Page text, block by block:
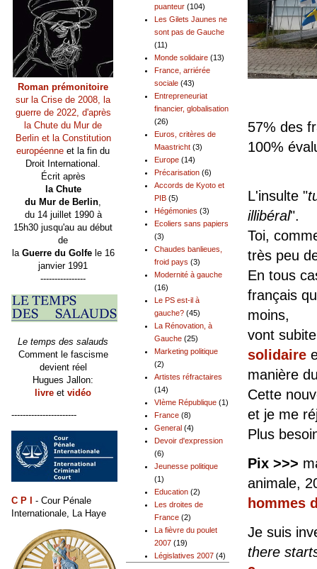
57% des
100%
L'insulte "
illibéral".
Toi,
très peu
En tous
français
moins,
vont
solidaire
manière
Cette
et je me
Plus
Pix >>>
hommes
Je suis
there
puanteur (104)
Les Gilets Jaunes ne
sont pas de Gauche
(11)
Monde solidaire (13)
France, arriérée
sociale (43)
Entrepreneuriat
financier, globalisation
(26)
Euros, critères de
Maastricht (3)
Europe (14)
Précarisation (6)
Accords de Kyoto et
PIB (5)
Hégémonies (3)
Ecoliers sans papiers
(3)
Chaudes banlieues,
froid pays (3)
Modernité à gauche
(16)
Le PS est-il à
gauche? (45)
La Rénovation, à
Gauche (25)
Marketing politique
(2)
Artistes réfractaires
(14)
VIème République (1)
France (8)
General (4)
Devoir d'expression
(6)
Jeunesse politique
(1)
Education (2)
Les droites de
France (2)
La fièvre du poulet
2007 (19)
Législatives 2007 (4)
Roman prémonitoire
sur la Crise de 2008, la
guerre de 2022, d'après
la Chute du Mur de
Berlin et la Constitution
européenne et la fin du
Droit International.
Écrit après
la Chute
du Mur de Berlin,
du 14 juillet 1990 à
15h30 jusqu'au au début
de
la Guerre du Golfele 16
janvier 1991
----------------
Le temps des salauds
Comment le fascisme
devient réel
Hugues Jallon:
livre et vidéo
-----------------------
C P I
- Cour Pénale
Internationale, La Haye